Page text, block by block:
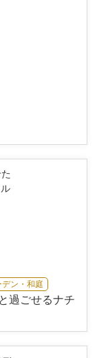
デン・和庭
過ごせるナチ